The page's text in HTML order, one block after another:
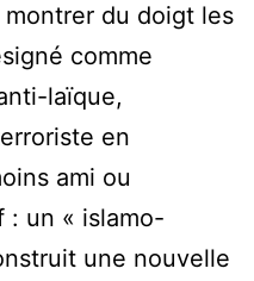
du doigt les
comme
laïque,
en
ami ou
: un « islamo-
une nouvelle